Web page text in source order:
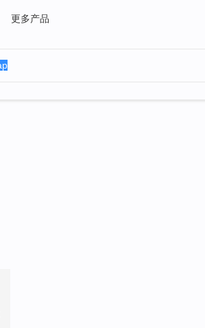
更多产品